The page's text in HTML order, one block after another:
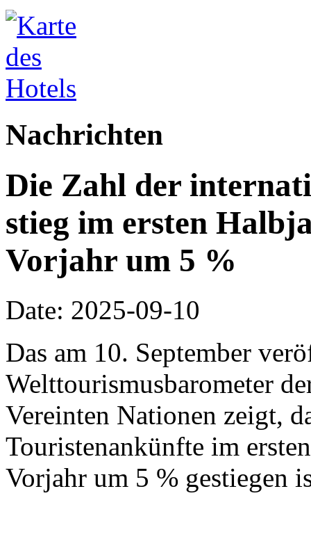
Nachrichten
Die Zahl der
stieg im ersten
Vorjahr um 5 %
Date: 2025-09-10
Das am 10. September
Welttourismusbarometer
Vereinten Nationen zeigt,
Touristenankünfte im
Vorjahr um 5 % gestiegen